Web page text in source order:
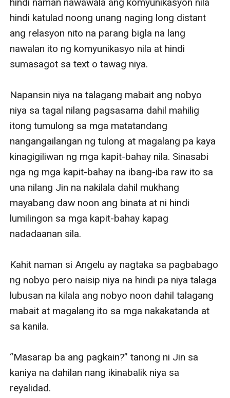
hindi katulad noong unang naging long distant
ang relasyon nito na parang bigla na lang
nawalan ito ng komyunikasyo nila at hindi
sumasagot sa text o tawag niya.
Napansin niya na talagang mabait ang nobyo
niya sa tagal nilang pagsasama dahil mahilig
itong tumulong sa mga matatandang
nangangailangan ng tulong at magalang pa kaya
kinagigiliwan ng mga kapit-bahay nila. Sinasabi
nga ng mga kapit-bahay na ibang-iba raw ito sa
una nilang Jin na nakilala dahil mukhang
mayabang daw noon ang binata at ni hindi
lumilingon sa mga kapit-bahay kapag
nadadaanan sila.
Kahit naman si Angelu ay nagtaka sa pagbabago
ng nobyo pero naisip niya na hindi pa niya talaga
lubusan na kilala ang nobyo noon dahil talagang
mabait at magalang ito sa mga nakakatanda at
sa kanila.
“Masarap ba ang pagkain?” tanong ni Jin sa
kaniya na dahilan nang ikinabalik niya sa
reyalidad.